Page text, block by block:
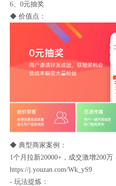
6、0元抽奖
◆ 价值点：
◆ 典型商家案例：
1个月拉新20000+，成交激增200
https://j.youzan.com/Wk_yS9
- 玩法提炼：